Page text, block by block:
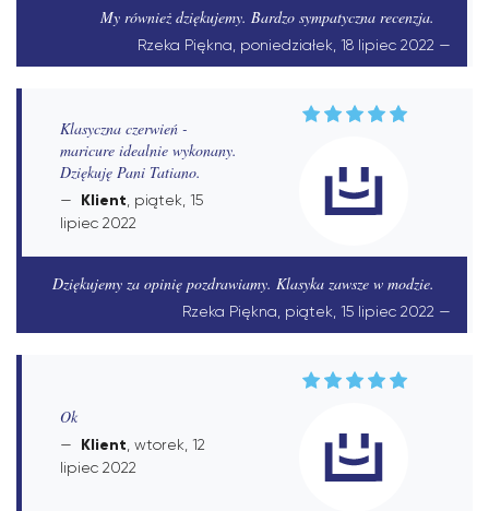
My również dziękujemy. Bardzo sympatyczna recenzja.
Rzeka Piękna, poniedziałek, 18 lipiec 2022
Klasyczna czerwień -
maricure idealnie wykonany.
Dziękuję Pani Tatiano.
Klient , piątek, 15
lipiec 2022
Dziękujemy za opinię pozdrawiamy. Klasyka zawsze w modzie.
Rzeka Piękna, piątek, 15 lipiec 2022
Ok
Klient , wtorek, 12
lipiec 2022